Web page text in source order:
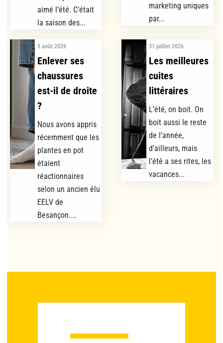
aimé l’été. C’était
la saison des...
marketing uniques
par...
5 août 2026
Enlever ses
chaussures
est-il de droite
?
Nous avons appris
récemment que les
plantes en pot
étaient
réactionnaires
selon un ancien élu
EELV de
Besançon....
31 juillet 2026
Les meilleures
cuites
littéraires
L’été, on boit. On
boit aussi le reste
de l’année,
d’ailleurs, mais
l’été a ses rites, les
vacances...